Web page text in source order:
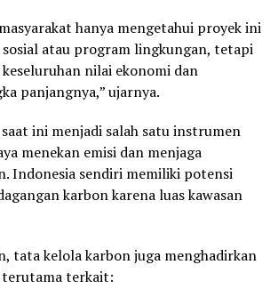
hanya mengetahui proyek ini
sosial atau program lingkungan, tetapi
nilai ekonomi dan
panjangnya,” ujarnya.
ini menjadi salah satu instrumen
menekan emisi dan menjaga
Indonesia sendiri memiliki potensi
karbon karena luas kawasan
tata kelola karbon juga menghadirkan
terkait: